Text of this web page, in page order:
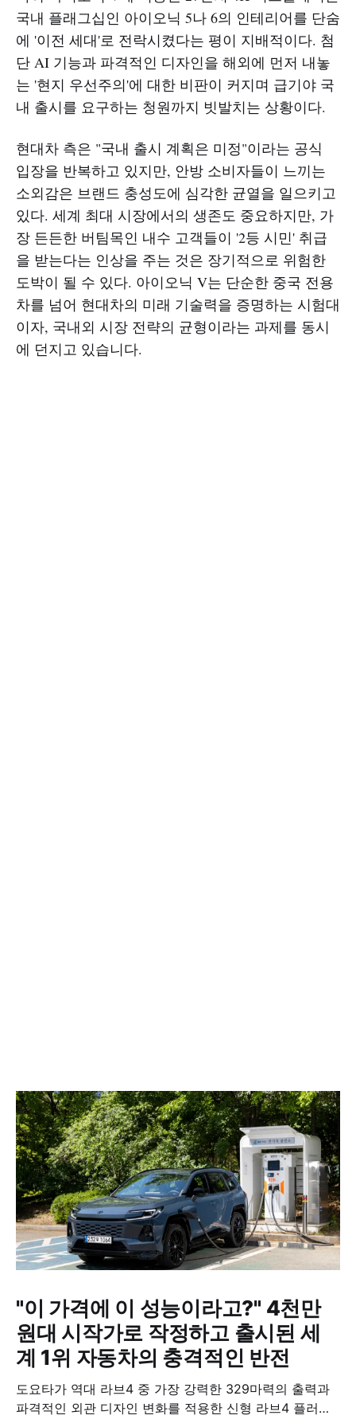
국내 플래그십인 아이오닉 5나 6의 인테리어를 단숨
에 '이전 세대'로 전락시켰다는 평이 지배적이다. 첨
단 AI 기능과 파격적인 디자인을 해외에 먼저 내놓
는 '현지 우선주의'에 대한 비판이 커지며 급기야 국
내 출시를 요구하는 청원까지 빗발치는 상황이다.
현대차 측은 "국내 출시 계획은 미정"이라는 공식
입장을 반복하고 있지만, 안방 소비자들이 느끼는
소외감은 브랜드 충성도에 심각한 균열을 일으키고
있다. 세계 최대 시장에서의 생존도 중요하지만, 가
장 든든한 버팀목인 내수 고객들이 '2등 시민' 취급
을 받는다는 인상을 주는 것은 장기적으로 위험한
도박이 될 수 있다. 아이오닉 V는 단순한 중국 전용
차를 넘어 현대차의 미래 기술력을 증명하는 시험대
이자, 국내외 시장 전략의 균형이라는 과제를 동시
에 던지고 있습니다.
"이 가격에 이 성능이라고?" 4천만
원대 시작가로 작정하고 출시된 세
계 1위 자동차의 충격적인 반전
도요타가 역대 라브4 중 가장 강력한 329마력의 출력과
파격적인 외관 디자인 변화를 적용한 신형 라브4 플러그